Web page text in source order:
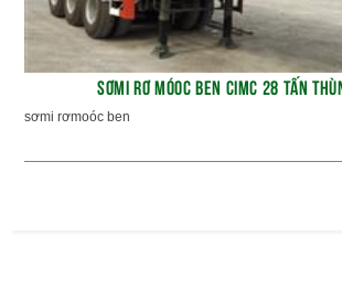
SƠMI RƠ MÓOC BEN CIMC 28 TẤN
sơmi rơmoóc ben